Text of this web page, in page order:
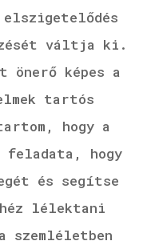
váltja ki.
önerő képes a
tartós
hogy a
feladata, hogy
és segítse
lélektani
szemléletben